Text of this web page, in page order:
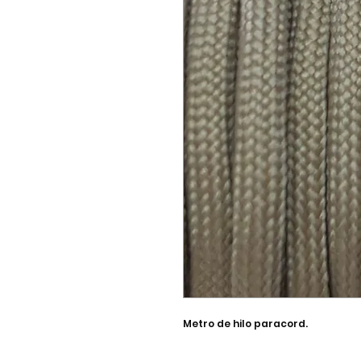
Metro de hilo paracord.